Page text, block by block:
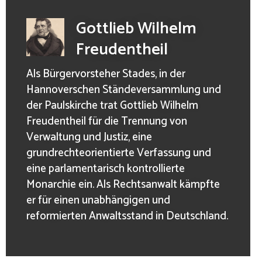
Gottlieb Wilhelm
Freudentheil
Als Bürgervorsteher Stades, in der
Hannoverschen Ständeversammlung und
der Paulskirche trat Gottlieb Wilhelm
Freudentheil für die Trennung von
Verwaltung und Justiz, eine
grundrechteorientierte Verfassung und
eine parlamentarisch kontrollierte
Monarchie ein. Als Rechtsanwalt kämpfte
er für einen unabhängigen und
reformierten Anwaltsstand in Deutschland.